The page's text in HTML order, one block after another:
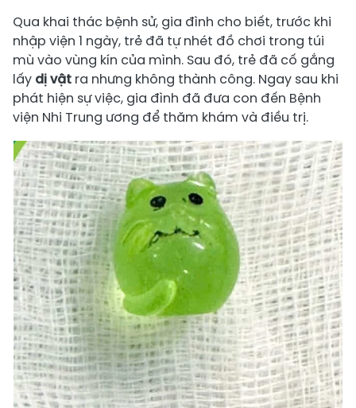
Qua khai thác bệnh sử, gia đình cho biết, trước khi
nhập viện 1 ngày, trẻ đã tự nhét đồ chơi trong túi
mù vào vùng kín của mình. Sau đó, trẻ đã cố gắng
lấy dị vật ra nhưng không thành công. Ngay sau khi
phát hiện sự việc, gia đình đã đưa con đến Bệnh
viện Nhi Trung ương để thăm khám và điều trị.